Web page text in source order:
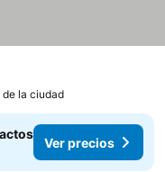
de la ciudad
Ver precios